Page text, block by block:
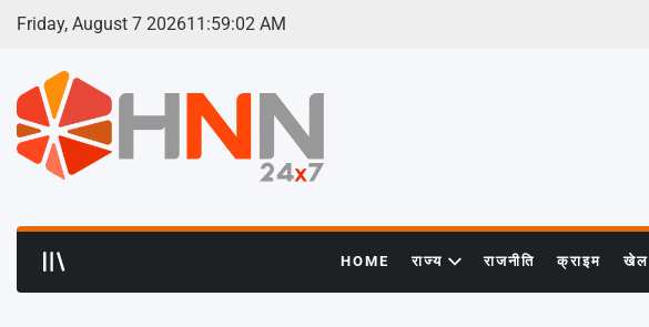
Skip
Friday, August 7 202611 :59:03 AM
HOME राज्य राजनीति क्राइम खेल